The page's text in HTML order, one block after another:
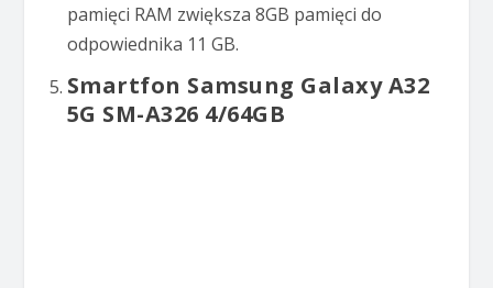
pamięci RAM zwiększa 8GB pamięci do
odpowiednika 11 GB.
Smartfon Samsung Galaxy A32
5G SM-A326 4/64GB